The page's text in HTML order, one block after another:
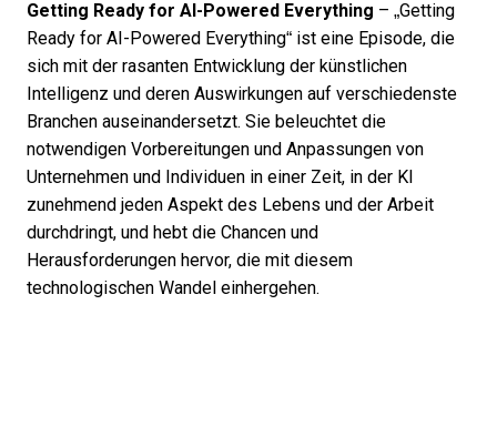
Getting Ready for AI-Powered Everything – „Getting
Ready for AI-Powered Everything“ ist eine Episode, die
sich mit der rasanten Entwicklung der künstlichen
Intelligenz und deren Auswirkungen auf verschiedenste
Branchen auseinandersetzt. Sie beleuchtet die
notwendigen Vorbereitungen und Anpassungen von
Unternehmen und Individuen in einer Zeit, in der KI
zunehmend jeden Aspekt des Lebens und der Arbeit
durchdringt, und hebt die Chancen und
Herausforderungen hervor, die mit diesem
technologischen Wandel einhergehen.